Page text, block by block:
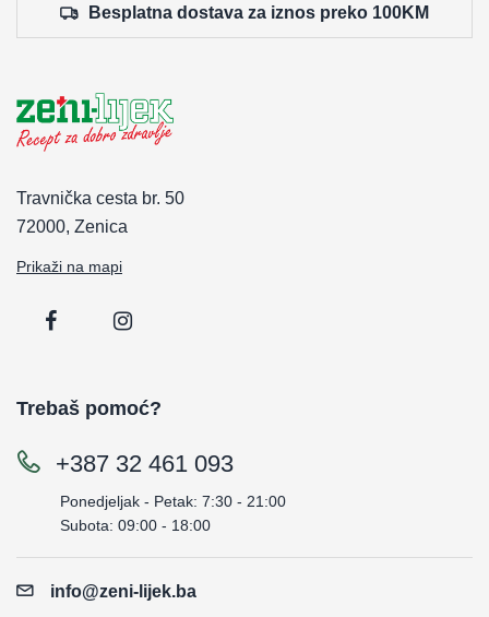
Besplatna dostava za iznos preko 100KM
Travnička cesta br. 50
72000, Zenica
Prikaži na mapi
Trebaš pomoć?
+387 32 461 093
Ponedjeljak - Petak: 7:30 - 21:00
Subota: 09:00 - 18:00
info@zeni-lijek.ba